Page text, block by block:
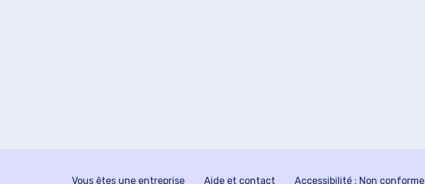
Vous êtes une entreprise Aide et contact Accessibilité : Non conforme